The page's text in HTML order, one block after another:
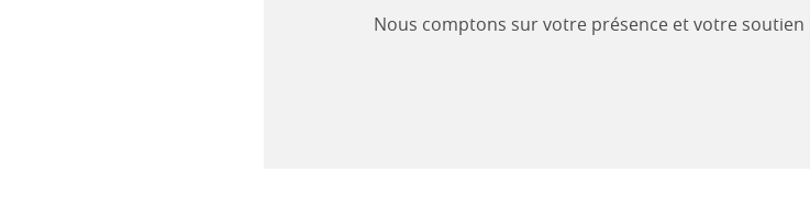
Nous comptons sur votre présence et votre